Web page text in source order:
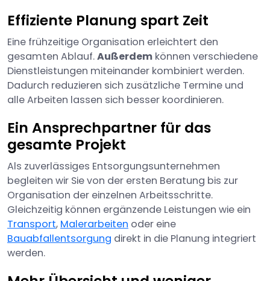
Effiziente Planung spart Zeit
Eine frühzeitige Organisation erleichtert den
gesamten Ablauf.Außerdem können verschiedene
Dienstleistungen miteinander kombiniert werden.
Dadurch reduzieren sich zusätzliche Termine und
alle Arbeiten lassen sich besser koordinieren.
Ein Ansprechpartner für das
gesamte Projekt
Als zuverlässiges Entsorgungsunternehmen
begleiten wir Sie von der ersten Beratung bis zur
Organisation der einzelnen Arbeitsschritte.
Gleichzeitig können ergänzende Leistungen wie ein
Transport, Malerarbeiten oder eine
Bauabfallentsorgung direkt in die Planung integriert
werden.